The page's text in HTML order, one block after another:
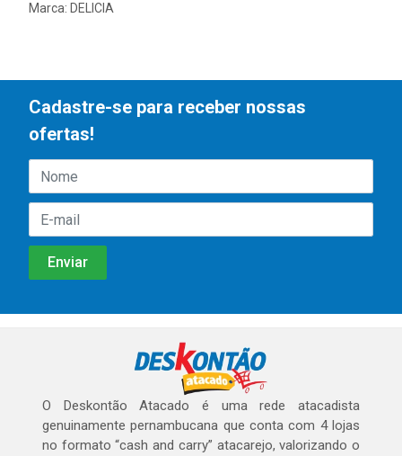
Marca: DELICIA
Cadastre-se para receber nossas
ofertas!
O Deskontão Atacado é uma rede atacadista
genuinamente pernambucana que conta com 4 lojas
no formato “cash and carry” atacarejo, valorizando o